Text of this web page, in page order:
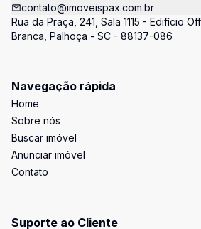
contato@imoveispax.com.br
Rua da Praça, 241, Sala 1115 - Edifício
Branca, Palhoça - SC - 88137-086
Navegação rápida
Home
Sobre nós
Buscar imóvel
Anunciar imóvel
Contato
Suporte ao Cliente